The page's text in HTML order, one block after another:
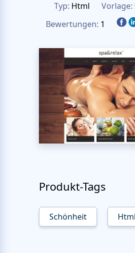
Typ: Html Vorlage:
Bewertungen: 1
Produkt-Tags
Schönheit Html